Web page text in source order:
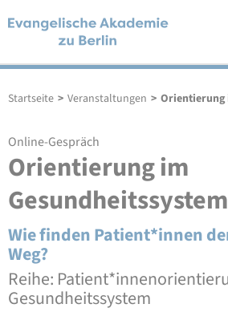
Startseite > Veranstaltungen > Orientierung
Online-Gespräch
Orientierung im
Gesundheitssystem
Wie finden Patient*innen
Weg?
Reihe:
Gesundheitssystem